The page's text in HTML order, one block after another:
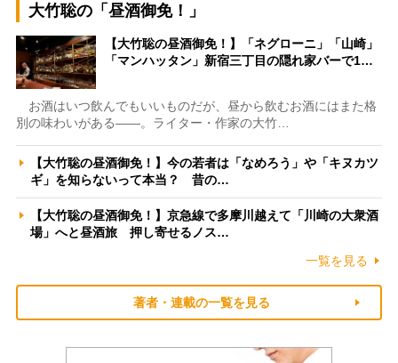
大竹聡の「昼酒御免！」
【大竹聡の昼酒御免！】「ネグローニ」「山崎」
「マンハッタン」新宿三丁目の隠れ家バーで1…
お酒はいつ飲んでもいいものだが、昼から飲むお酒にはまた格
別の味わいがある――。ライター・作家の大竹…
【大竹聡の昼酒御免！】今の若者は「なめろう」や「キヌカツ
ギ」を知らないって本当？ 昔の…
【大竹聡の昼酒御免！】京急線で多摩川越えて「川崎の大衆酒
場」へと昼酒旅 押し寄せるノス…
一覧を見る
著者・連載の一覧を見る